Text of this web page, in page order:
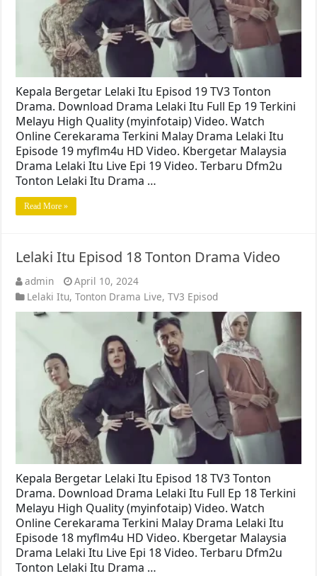
Kepala Bergetar Lelaki Itu Episod 19 TV3 Tonton
Drama. Download Drama Lelaki Itu Full Ep 19 Terkini
Melayu High Quality (myinfotaip) Video. Watch
Online Cerekarama Terkini Malay Drama Lelaki Itu
Episode 19 myflm4u HD Video. Kbergetar Malaysia
Drama Lelaki Itu Live Epi 19 Video. Terbaru Dfm2u
Tonton Lelaki Itu Drama …
Read More »
Lelaki Itu Episod 18 Tonton Drama Video
admin
April 10, 2024
Lelaki Itu,Tonton Drama Live,TV3 Episod
Kepala Bergetar Lelaki Itu Episod 18 TV3 Tonton
Drama. Download Drama Lelaki Itu Full Ep 18 Terkini
Melayu High Quality (myinfotaip) Video. Watch
Online Cerekarama Terkini Malay Drama Lelaki Itu
Episode 18 myflm4u HD Video. Kbergetar Malaysia
Drama Lelaki Itu Live Epi 18 Video. Terbaru Dfm2u
Tonton Lelaki Itu Drama …